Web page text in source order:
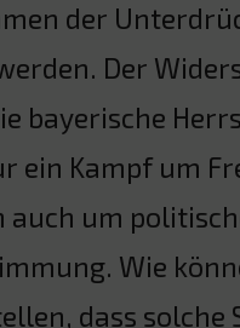
der
Der
bayerische
ein Kampf um
auch um
Wie
dass solche